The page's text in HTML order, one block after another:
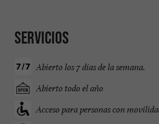
Servicios
Abierto los 7 días de la semana.
Abierto todo el año
Acceso para personas con